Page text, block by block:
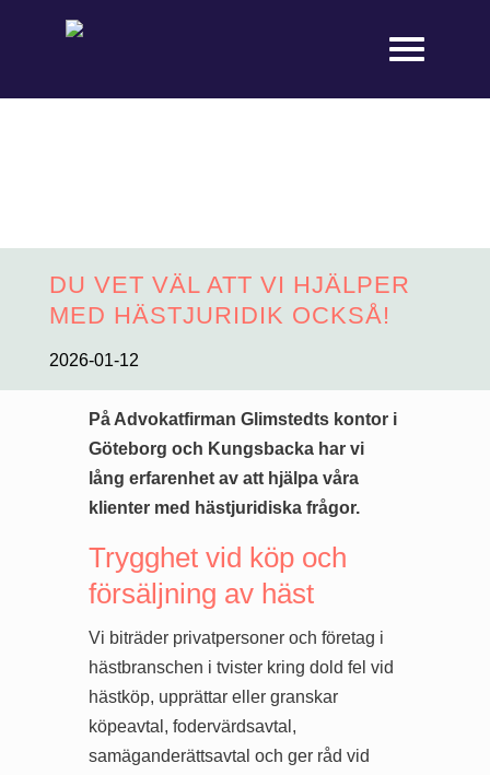
DU VET VÄL ATT VI HJÄLPER
MED HÄSTJURIDIK OCKSÅ!
2026-01-12
På Advokatfirman Glimstedts kontor i
Göteborg och Kungsbacka har vi
lång erfarenhet av att hjälpa våra
klienter med hästjuridiska frågor.
Trygghet vid köp och
försäljning av häst
Vi biträder privatpersoner och företag i
hästbranschen i tvister kring dold fel vid
hästköp, upprättar eller granskar
köpeavtal, fodervärdsavtal,
samäganderättsavtal och ger råd vid